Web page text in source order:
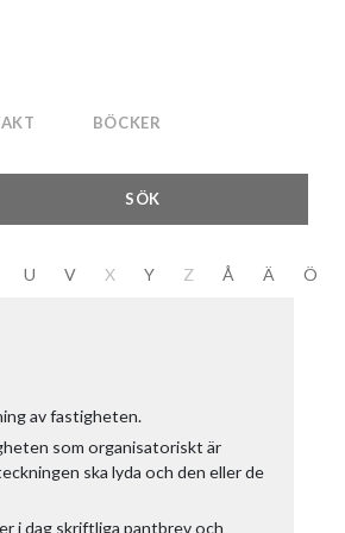
BÖCKER
SÖK
U V X Y Z Å Ä Ö
av fastigheten.
som organisatoriskt är
ska lyda och den eller de
i dag skriftliga pantbrev och